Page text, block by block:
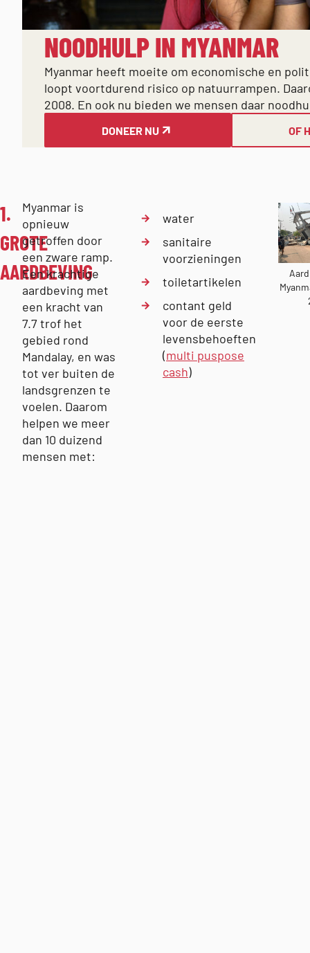
NOODHULP IN MYANMAR
Myanmar heeft moeite om economische en
loopt voortdurend risico op natuurrampen.
2008. En ook nu bieden we mensen daar
DONEER NU OF
1.
GROTE
AARDBEVING
Myanmar is
opnieuw
getroffen door
een zware ramp.
Een krachtige
aardbeving met
een kracht van
7.7 trof het
gebied rond
Mandalay, en was
tot ver buiten de
landsgrenzen te
voelen. Daarom
helpen we meer
dan 10 duizend
mensen met:
water
sanitaire
voorzieningen
toiletartikelen
contant geld
voor de eerste
levensbehoeften
(multi puspose
cash)